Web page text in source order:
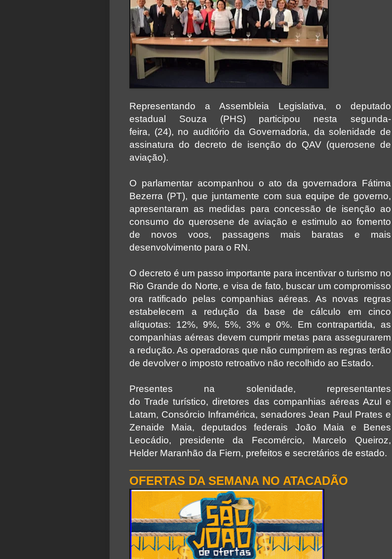
Representando a Assembleia Legislativa, o deputado
estadual Souza (PHS) participou nesta segunda-
feira, (24), no auditório da Governadoria, da solenidade de
assinatura do decreto de isenção do QAV (querosene de
aviação).
O parlamentar acompanhou o ato da governadora Fátima
Bezerra (PT), que juntamente com sua equipe de governo,
apresentaram as medidas para concessão de isenção ao
consumo do querosene de aviação e estimulo ao fomento
de novos voos, passagens mais baratas e mais
desenvolvimento para o RN.
O decreto é um passo importante para incentivar o turismo no
Rio Grande do Norte, e visa de fato, buscar um compromisso
ora ratificado pelas companhias aéreas. As novas regras
estabelecem a redução da base de cálculo em cinco
alíquotas: 12%, 9%, 5%, 3% e 0%. Em contrapartida, as
companhias aéreas devem cumprir metas para assegurarem
a redução. As operadoras que não cumprirem as regras terão
de devolver o imposto retroativo não recolhido ao Estado.
Presentes na solenidade, representantes
do Trade turístico, diretores das companhias aéreas Azul e
Latam, Consórcio Inframérica, senadores Jean Paul Prates e
Zenaide Maia, deputados federais João Maia e Benes
Leocádio, presidente da Fecomércio, Marcelo Queiroz,
Helder Maranhão da Fiern, prefeitos e secretários de estado.
OFERTAS DA SEMANA NO ATACADÃO